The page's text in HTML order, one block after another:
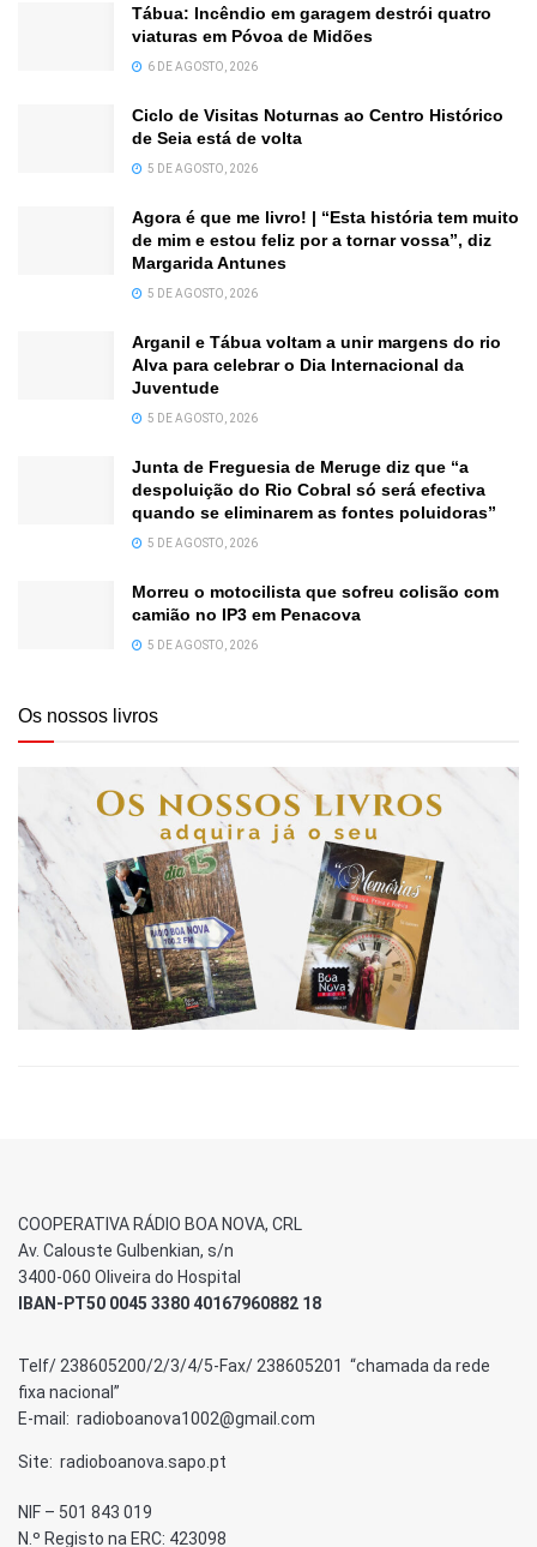
Tábua: Incêndio em garagem destrói quatro
viaturas em Póvoa de Midões
6 DE AGOSTO, 2026
Ciclo de Visitas Noturnas ao Centro Histórico
de Seia está de volta
5 DE AGOSTO, 2026
Agora é que me livro! | “Esta história tem muito
de mim e estou feliz por a tornar vossa”, diz
Margarida Antunes
5 DE AGOSTO, 2026
Arganil e Tábua voltam a unir margens do rio
Alva para celebrar o Dia Internacional da
Juventude
5 DE AGOSTO, 2026
Junta de Freguesia de Meruge diz que “a
despoluição do Rio Cobral só será efectiva
quando se eliminarem as fontes poluidoras”
5 DE AGOSTO, 2026
Morreu o motocilista que sofreu colisão com
camião no IP3 em Penacova
5 DE AGOSTO, 2026
Os nossos livros
COOPERATIVA RÁDIO BOA NOVA, CRL
Av. Calouste Gulbenkian, s/n
3400-060 Oliveira do Hospital
IBAN-PT50 0045 3380 40167960882 18
Telf/ 238605200/2/3/4/5-Fax/ 238605201 “chamada da rede
fixa nacional”
E-mail: radioboanova1002@gmail.com
Site: radioboanova.sapo.pt
NIF – 501 843 019
N.º Registo na ERC: 423098